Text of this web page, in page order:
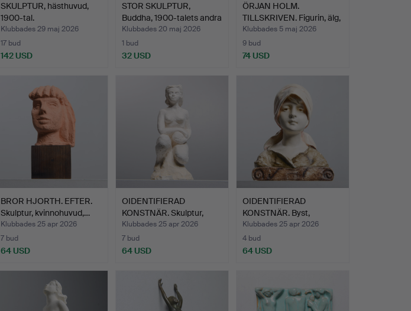
SKULPTUR, hästhuvud,
1900-tal.
Klubbades 29 maj 2026
17 bud
142 USD
STOR SKULPTUR,
Buddha, 1900-talets andra
d…
Klubbades 20 maj 2026
1 bud
32 USD
ÖRJAN HOLM.
TILLSKRIVEN. Figurin, älg,
jär…
Klubbades 5 maj 2026
9 bud
74 USD
BROR HJORTH. EFTER.
Skulptur, kvinnohuvud,…
Klubbades 25 apr 2026
7 bud
64 USD
OIDENTIFIERAD
KONSTNÄR. Skulptur,
kvinna, …
Klubbades 25 apr 2026
7 bud
64 USD
OIDENTIFIERAD
KONSTNÄR. Byst,
föreställand…
Klubbades 25 apr 2026
4 bud
64 USD